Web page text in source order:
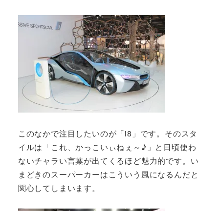
このなかで注目したいのが「i8」です。そのスタ
イルは「これ、かっこいぃねぇ～♪」と日頃使わ
ないチャラい言葉が出てくるほど魅力的です。い
まどきのスーパーカーはこういう風になるんだと
関心してしまいます。